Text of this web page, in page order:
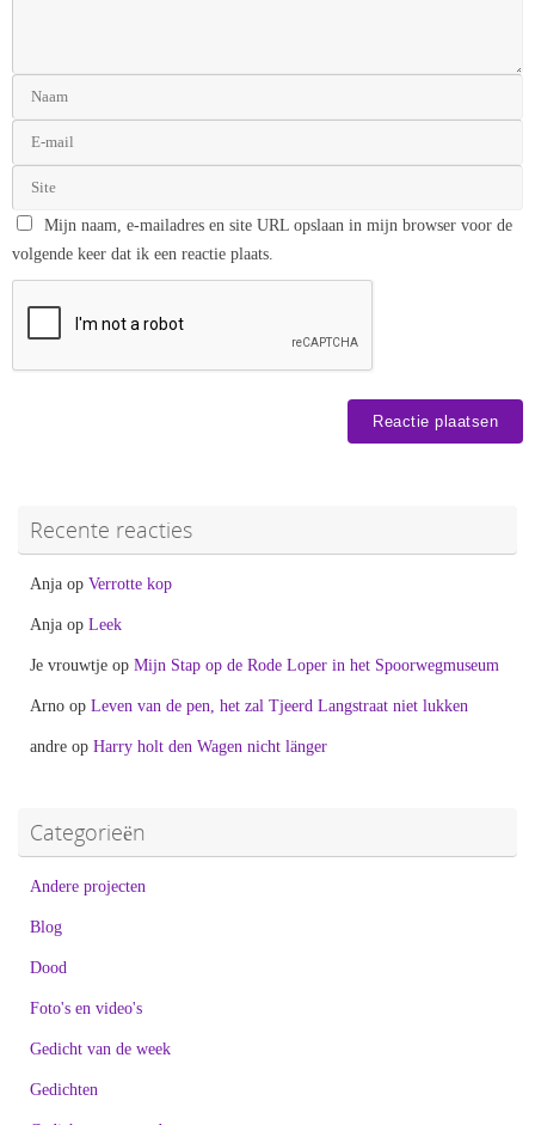
Mijn naam, e-mailadres en site URL opslaan in mijn browser voor de
volgende keer dat ik een reactie plaats.
Recente reacties
Anja op Verrotte kop
Anja op Leek
Je vrouwtje op Mijn Stap op de Rode Loper in het Spoorwegmuseum
Arno op Leven van de pen, het zal Tjeerd Langstraat niet lukken
andre op Harry holt den Wagen nicht länger
Categorieën
Andere projecten
Blog
Dood
Foto's en video's
Gedicht van de week
Gedichten